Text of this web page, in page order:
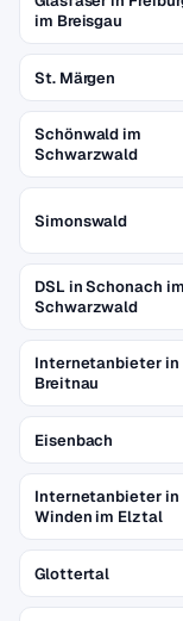
im Breisgau
St. Märgen
Schönwald im
Schwarzwald
Simonswald
DSL in Schonach im
Schwarzwald
Internetanbieter in
Breitnau
Eisenbach
Internetanbieter in
Winden im Elztal
Glottertal